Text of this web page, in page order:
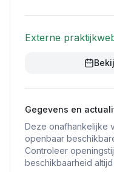
Externe
Gegevens en
Deze onafhankelijke
openbaar
Controleer
beschikbaarheid